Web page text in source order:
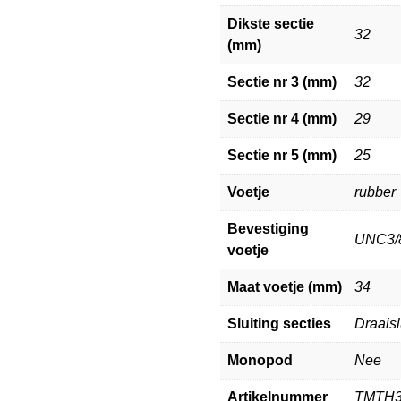
Dikste sectie
(mm)
32
Sectie nr 3 (mm) 32
Sectie nr 4 (mm) 29
Sectie nr 5 (mm) 25
Voetje rubber
Bevestiging
voetje
Maat voetje (mm) 34
Sluiting secties
Monopod Nee
Artikelnummer